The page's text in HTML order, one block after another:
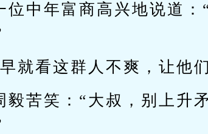
位中年富商高兴地说道
就看这群人不爽，让他
毅苦笑：“大叔，别上升